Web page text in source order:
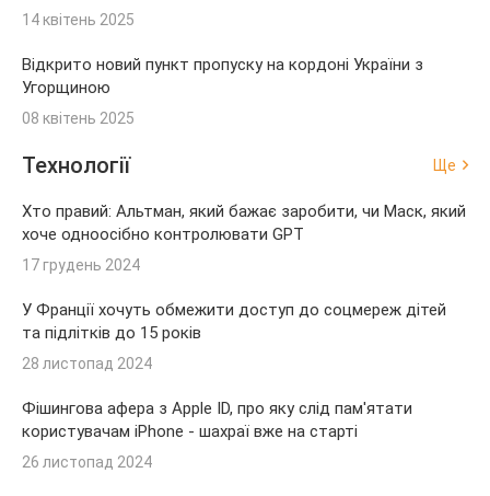
14 квітень 2025
Відкрито новий пункт пропуску на кордоні України з
Угорщиною
08 квітень 2025
Технології Ще
Хто правий: Альтман, який бажає заробити, чи Маск, який
хоче одноосібно контролювати GPT
17 грудень 2024
У Франції хочуть обмежити доступ до соцмереж дітей
та підлітків до 15 років
28 листопад 2024
Фішингова афера з Apple ID, про яку слід пам'ятати
користувачам iPhone - шахраї вже на старті
26 листопад 2024